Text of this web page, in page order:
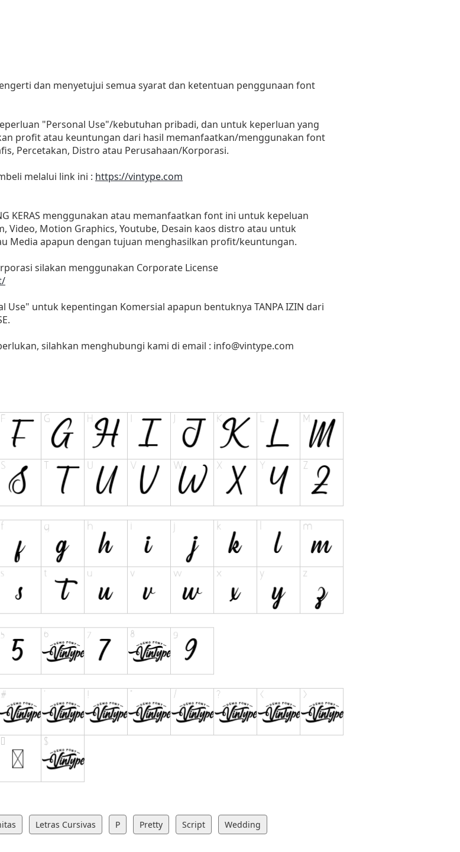
dan menyetujui semua syarat dan ketentuan penggunaan font
"Personal Use"/kebutuhan pribadi, dan untuk keperluan yang
profit atau keuntungan dari hasil memanfaatkan/menggunakan font
Percetakan, Distro atau Perusahaan/Korporasi.
melalui link ini : https://vintype.com
KERAS menggunakan atau memanfaatkan font ini untuk kepeluan
Video, Motion Graphics, Youtube, Desain kaos distro atau untuk
Media apapun dengan tujuan menghasilkan profit/keuntungan.
silakan menggunakan Corporate License
untuk kepentingan Komersial apapun bentuknya TANPA IZIN dari
silahkan menghubungi kami di email : info@vintype.com
Letras Cursivas P Pretty Script Wedding